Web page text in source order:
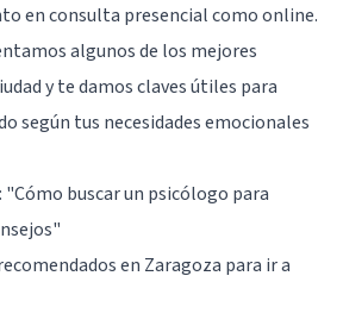
en consulta presencial como online.
algunos de los mejores
y te damos claves útiles para
según tus necesidades emocionales
"Cómo buscar un psicólogo para
en Zaragoza para ir a